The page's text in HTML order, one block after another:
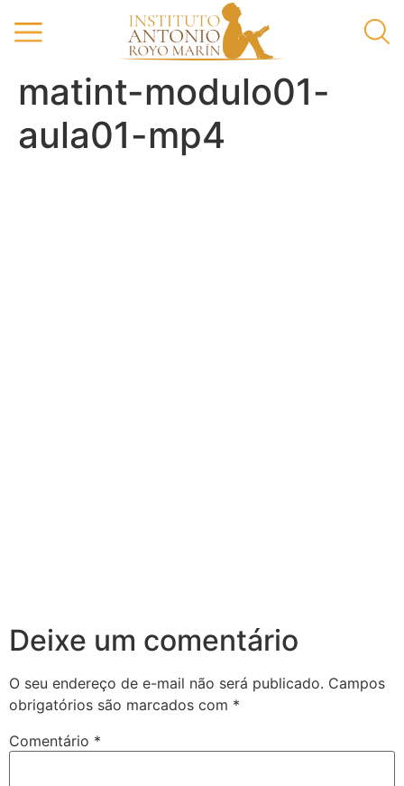
matint-modulo01-
aula01-mp4
Deixe um comentário
O seu endereço de e-mail não será publicado. Campos
obrigatórios são marcados com *
Comentário *